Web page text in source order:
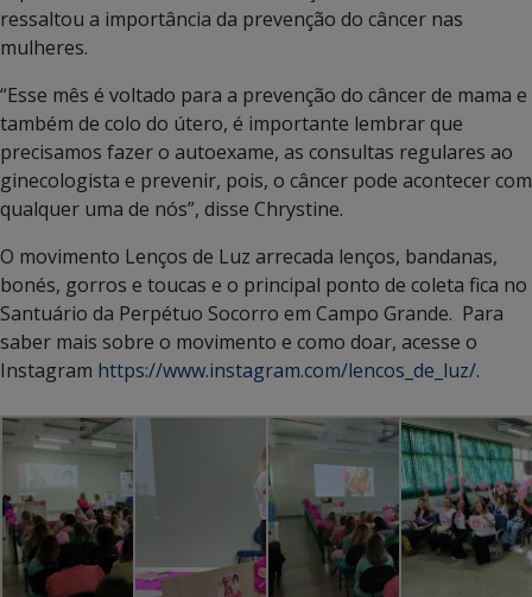
ressaltou a importância da prevenção do câncer nas
mulheres.
“Esse mês é voltado para a prevenção do câncer de mama e
também de colo do útero, é importante lembrar que
precisamos fazer o autoexame, as consultas regulares ao
ginecologista e prevenir, pois, o câncer pode acontecer com
qualquer uma de nós”, disse Chrystine.
O movimento Lenços de Luz arrecada lenços, bandanas,
bonés, gorros e toucas e o principal ponto de coleta fica no
Santuário da Perpétuo Socorro em Campo Grande. Para
saber mais sobre o movimento e como doar, acesse o
Instagram https://www.instagram.com/lencos_de_luz/.